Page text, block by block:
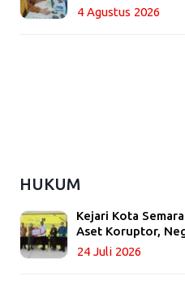
4 Agustus 2026
HUKUM
Kejari Kota
Aset Koruptor,
24 Juli 2026